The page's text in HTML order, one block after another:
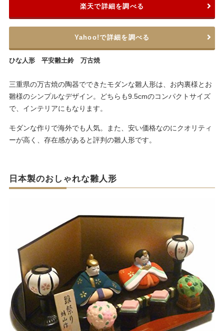
ひな人形 平安雛土鈴 万古焼
楽天で詳細を調べる
Yahoo!で詳細を調べる
三重県の万古焼の陶器でできたモダンな雛人形は、お内裏様とお
雛様のシンプルなデザイン。どちらも9.5cmのコンパクトサイズ
で、インテリアにもなります。
モダンな作りで海外でも人気。また、安い価格なのにクオリティ
ーが高く、存在感があると評判の雛人形です。
日本製のおしゃれな雛人形